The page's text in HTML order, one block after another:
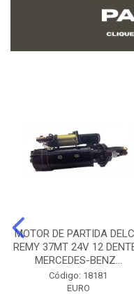
MOTOR DE PARTIDA
REMY 37MT 24V 12
MERCEDES-BENZ...
Código: 18181
EURO